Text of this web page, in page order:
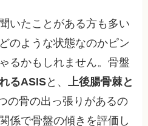
いたことがある方も多い
のような状態なのかピン
るかもしれません。骨盤
るASISと、上後腸骨棘と
の骨の出っ張りがあるの
係で骨盤の傾きを評価し